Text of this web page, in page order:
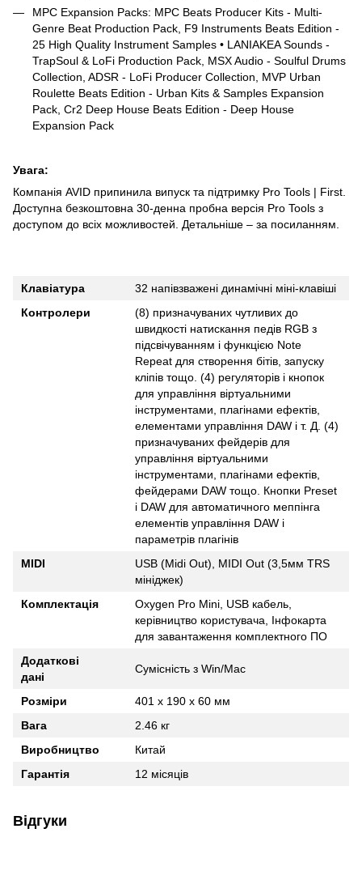
MPC Expansion Packs: MPC Beats Producer Kits - Multi-
Genre Beat Production Pack, F9 Instruments Beats Edition -
25 High Quality Instrument Samples • LANIAKEA Sounds -
TrapSoul & LoFi Production Pack, MSX Audio - Soulful Drums
Collection, ADSR - LoFi Producer Collection, MVP Urban
Roulette Beats Edition - Urban Kits & Samples Expansion
Pack, Cr2 Deep House Beats Edition - Deep House
Expansion Pack
Увага:
Компанія AVID припинила випуск та підтримку Pro Tools | First.
Доступна безкоштовна 30-денна пробна версія Pro Tools з
доступом до всіх можливостей. Детальніше – за посиланням.
Клавіатура
32 напівзважені динамічні міні-клавіші
Контролери
(8) призначуваних чутливих до
швидкості натискання педів RGB з
підсвічуванням і функцією Note
Repeat для створення бітів, запуску
кліпів тощо. (4) регуляторів і кнопок
для управління віртуальними
інструментами, плагінами ефектів,
елементами управління DAW і т. Д. (4)
призначуваних фейдерів для
управління віртуальними
інструментами, плагінами ефектів,
фейдерами DAW тощо. Кнопки Preset
і DAW для автоматичного меппінга
елементів управління DAW і
параметрів плагінів
MIDI
USB (Midi Out), MIDI Out (3,5мм TRS
мініджек)
Комплектація
Oxygen Pro Mini, USB кабель,
керівництво користувача, Інфокарта
для завантаження комплектного ПО
Додаткові
дані
Сумісність з Win/Mac
Розміри
401 x 190 x 60 мм
Вага
2.46 кг
Виробництво
Китай
Гарантія
12 місяців
Відгуки